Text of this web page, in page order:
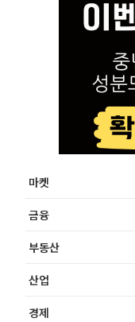
마켓
금융
부동산
산업
경제